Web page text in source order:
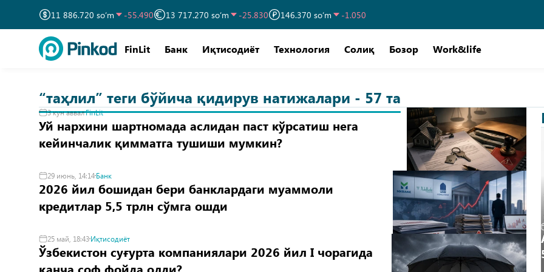
11 886.720 so‘m -55.490 13 717.270 so‘m -25.830 146.370 so‘m -1.050
FinLit Банк Иқтисодиёт Технология Солиқ Бозор Work&life
“таҳлил” теги бўйича қидирув натижалари - 57 та
3 кун аввалFinLit
Уй нархини шартномада аслидан паст кўрсатиш нега
кейинчалик қимматга тушиши мумкин?
29 июнь, 14:14Банк
2026 йил бошидан бери банклардаги муаммоли
кредитлар 5,5 трлн сўмга ошди
25 май, 18:43Иқтисодиёт
Ўзбекистон суғурта компаниялари 2026 йил I чорагида
қанча соф фойда олди?
2 соат аввал
Аҳоли
5,5